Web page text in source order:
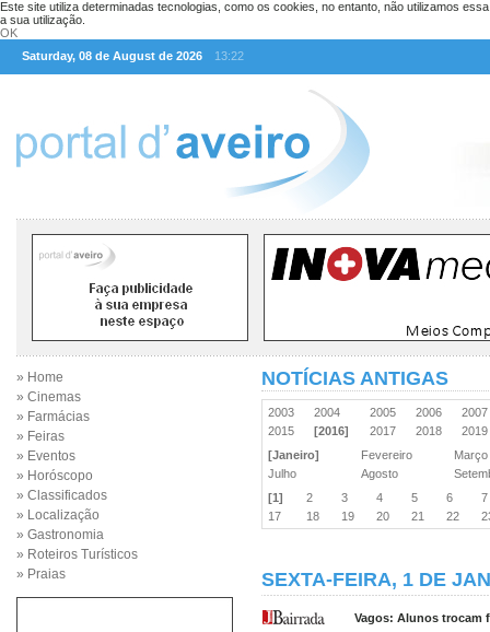
Este site utiliza determinadas tecnologias, como os cookies, no entanto, não utilizamos
a sua utilização.
OK
Saturday, 08 de August de 2026
13:22
» Home
» Cinemas
» Farmácias
» Feiras
» Eventos
» Horóscopo
» Classificados
» Localização
» Gastronomia
» Roteiros Turísticos
» Praias
NOTÍCIAS ANTIGAS
2003 2004 2005 2006
2015
[2016] 2017 2018
[Janeiro]
Fevereiro
Julho
Agosto
[1]
2 3 4 5 6
17
18 19 20 21 22
SEXTA-FEIRA, 1 DE
Vagos: Alunos trocam